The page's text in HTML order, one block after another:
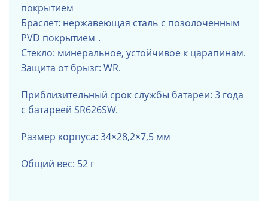
покрытием
Браслет: нержавеющая сталь с позолоченным
PVD покрытием .
Стекло: минеральное, устойчивое к царапинам.
Защита от брызг: WR.
Приблизительный срок службы батареи: 3 года
с батареей SR626SW.
Размер корпуса: 34×28,2×7,5 мм
Общий вес: 52 г